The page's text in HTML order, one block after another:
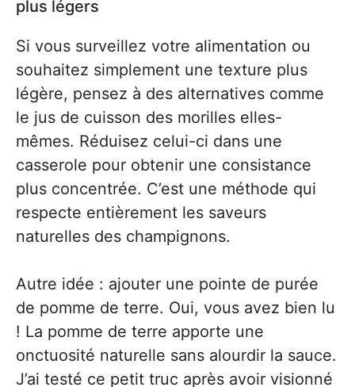
plus légers
Si vous surveillez votre alimentation ou
souhaitez simplement une texture plus
légère, pensez à des alternatives comme
le jus de cuisson des morilles elles-
mêmes. Réduisez celui-ci dans une
casserole pour obtenir une consistance
plus concentrée. C’est une méthode qui
respecte entièrement les saveurs
naturelles des champignons.
Autre idée : ajouter une pointe de purée
de pomme de terre. Oui, vous avez bien lu
! La pomme de terre apporte une
onctuosité naturelle sans alourdir la sauce.
J’ai testé ce petit truc après avoir visionné